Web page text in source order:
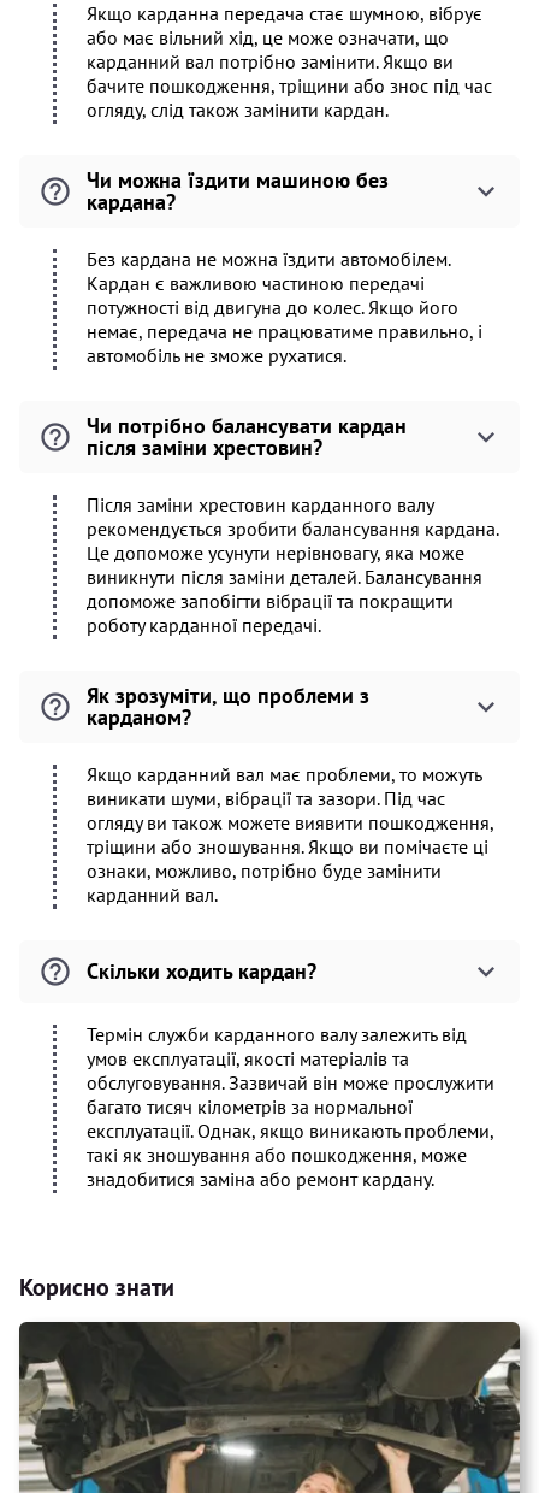
Якщо карданна передача стає шумною, вібрує
або має вільний хід, це може означати, що
карданний вал потрібно замінити. Якщо ви
бачите пошкодження, тріщини або знос під час
огляду, слід також замінити кардан.
Чи можна їздити машиною без
кардана?
Без кардана не можна їздити автомобілем.
Кардан є важливою частиною передачі
потужності від двигуна до колес. Якщо його
немає, передача не працюватиме правильно, і
автомобіль не зможе рухатися.
Чи потрібно балансувати кардан
після заміни хрестовин?
Після заміни хрестовин карданного валу
рекомендується зробити балансування кардана.
Це допоможе усунути нерівновагу, яка може
виникнути після заміни деталей. Балансування
допоможе запобігти вібрації та покращити
роботу карданної передачі.
Як зрозуміти, що проблеми з
карданом?
Якщо карданний вал має проблеми, то можуть
виникати шуми, вібрації та зазори. Під час
огляду ви також можете виявити пошкодження,
тріщини або зношування. Якщо ви помічаєте ці
ознаки, можливо, потрібно буде замінити
карданний вал.
Скільки ходить кардан?
Термін служби карданного валу залежить від
умов експлуатації, якості матеріалів та
обслуговування. Зазвичай він може прослужити
багато тисяч кілометрів за нормальної
експлуатації. Однак, якщо виникають проблеми,
такі як зношування або пошкодження, може
знадобитися заміна або ремонт кардану.
Корисно знати